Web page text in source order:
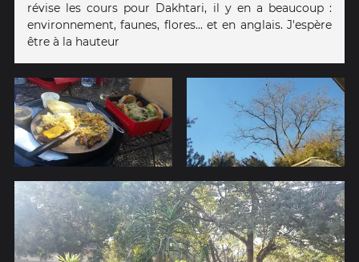
révise les cours pour Dakhtari, il y en a beaucoup :
environnement, faunes, flores... et en anglais. J'espère
être à la hauteur